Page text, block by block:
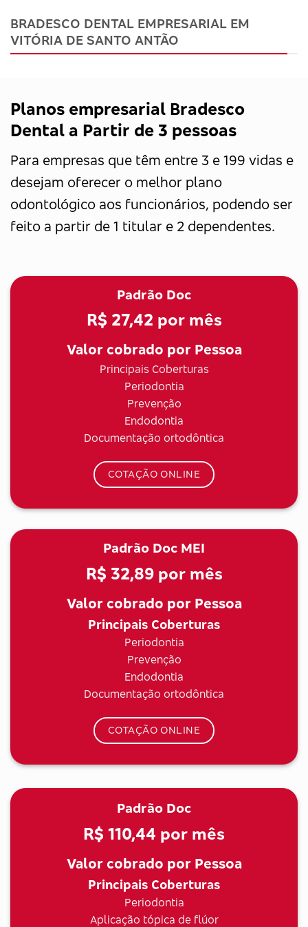
BRADESCO DENTAL EMPRESARIAL EM
VITÓRIA DE SANTO ANTÃO
Planos empresarial Bradesco
Dental a Partir de 3 pessoas
Para empresas que têm entre 3 e 199 vidas e
desejam oferecer o melhor plano
odontológico aos funcionários, podendo ser
feito a partir de 1 titular e 2 dependentes.
Padrão Doc
R$ 27,42 por mês
Valor cobrado por Pessoa
Principais Coberturas
Periodontia
Prevenção
Endodontia
Documentação ortodôntica
COTAÇÃO ONLINE
Padrão Doc MEI
R$ 32,89por mês
Valor cobrado por Pessoa
Principais Coberturas
Periodontia
Prevenção
Endodontia
Documentação ortodôntica
COTAÇÃO ONLINE
Padrão Doc
R$ 110,44 por mês
Valor cobrado por Pessoa
Principais Coberturas
Periodontia
Aplicação tópica de flúor